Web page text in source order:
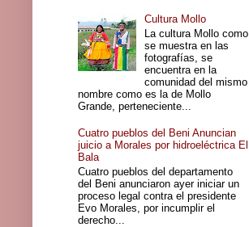
Cultura Mollo
La cultura Mollo como
se muestra en las
fotografías, se
encuentra en la
comunidad del mismo
nombre como es la de Mollo
Grande, perteneciente...
Cuatro pueblos del Beni Anuncian
juicio a Morales por hidroeléctrica El
Bala
Cuatro pueblos del departamento
del Beni anunciaron ayer iniciar un
proceso legal contra el presidente
Evo Morales, por incumplir el
derecho...